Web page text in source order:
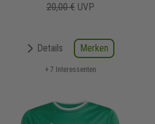
20,00 € UVP
Details Merken
+ 7 Interessenten